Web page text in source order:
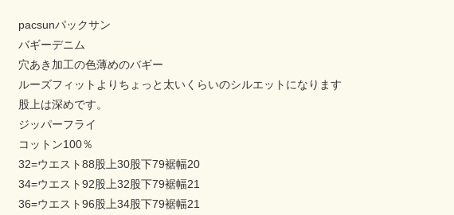
pacsunパックサン
バギーデニム
穴あき加工の色薄めのバギー
ルーズフィットよりちょっと太いくらいのシルエットになります
股上は深めです。
ジッパーフライ
コットン100％
32=ウエスト88股上30股下79裾幅20
34=ウエスト92股上32股下79裾幅21
36=ウエスト96股上34股下79裾幅21